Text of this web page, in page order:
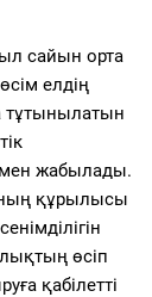
сайын орта
елдің
тұтынылатын
жабылады.
құрылысы
өсіп
қабілетті